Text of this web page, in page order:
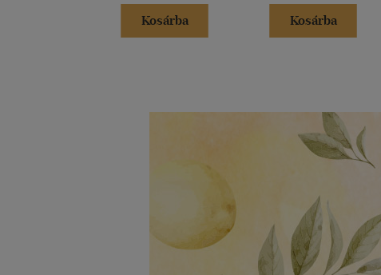
Kosárba
Kosárba